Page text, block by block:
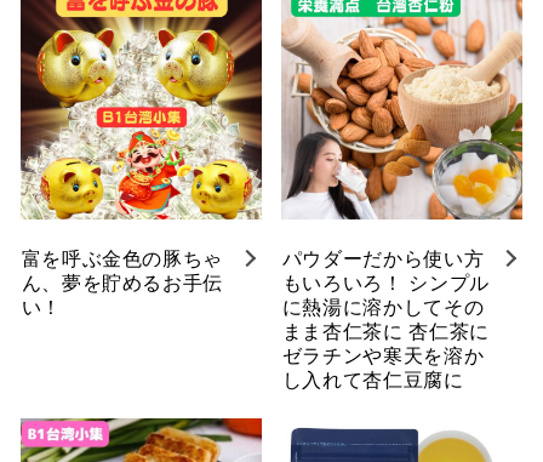
富を呼ぶ金色の豚ちゃ
ん、夢を貯めるお手伝
い！
パウダーだから使い方
もいろいろ！ シンプル
に熱湯に溶かしてその
まま杏仁茶に 杏仁茶に
ゼラチンや寒天を溶か
し入れて杏仁豆腐に